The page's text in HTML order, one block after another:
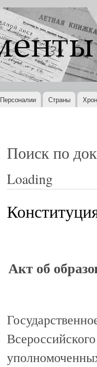
Персоналии Страны
Поиск по
Loading
Акт об